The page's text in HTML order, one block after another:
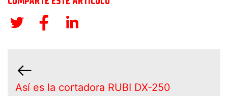
Así es la cortadora RUBI DX-250